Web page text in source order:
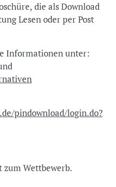
die als Download
Lesen oder per Post
Informationen unter:
pindownload/login.do?
Wettbewerb.